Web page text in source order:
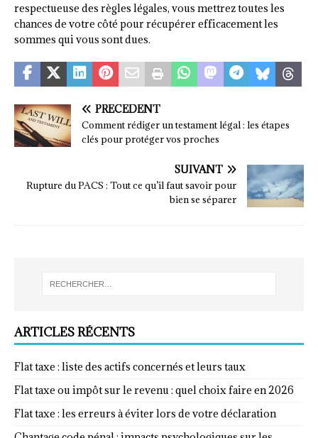
respectueuse des règles légales, vous mettrez toutes les
chances de votre côté pour récupérer efficacement les
sommes qui vous sont dues.
PRÉCÉDENT
Comment rédiger un testament légal : les étapes
clés pour protéger vos proches
SUIVANT
Rupture du PACS : Tout ce qu’il faut savoir pour
bien se séparer
ARTICLES RÉCENTS
Flat taxe : liste des actifs concernés et leurs taux
Flat taxe ou impôt sur le revenu : quel choix faire en 2026
Flat taxe : les erreurs à éviter lors de votre déclaration